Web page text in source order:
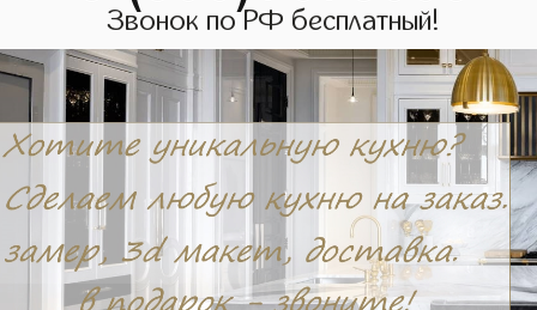
Звонок по РФ бесплатный!